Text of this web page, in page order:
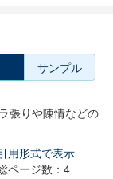
サンプル
張りや陳情などの
用形式で表示
ページ数：4